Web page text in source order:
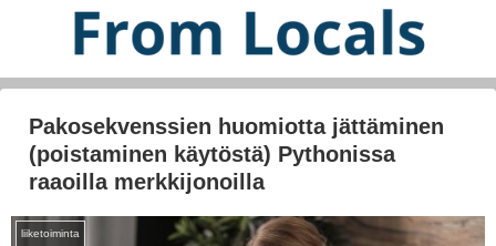
Pakosekvenssien huomiotta jättäminen
(poistaminen käytöstä) Pythonissa
raaoilla merkkijonoilla
liiketoiminta